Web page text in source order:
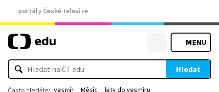
portály České televize
MENU
Hledat
Často hledáte: vesmír Měsíc lety do vesmíru